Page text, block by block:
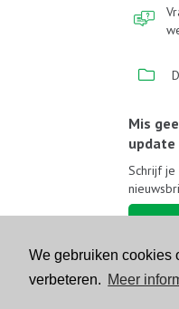
We gebruiken cookies
verbeteren. Meer
Mis
update
Schrijf
Volg ons